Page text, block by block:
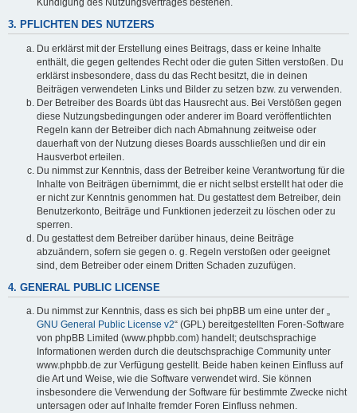
Kündigung des Nutzungsvertrages bestehen.
3. PFLICHTEN DES NUTZERS
Du erklärst mit der Erstellung eines Beitrags, dass er keine Inhalte
enthält, die gegen geltendes Recht oder die guten Sitten verstoßen. Du
erklärst insbesondere, dass du das Recht besitzt, die in deinen
Beiträgen verwendeten Links und Bilder zu setzen bzw. zu verwenden.
Der Betreiber des Boards übt das Hausrecht aus. Bei Verstößen gegen
diese Nutzungsbedingungen oder anderer im Board veröffentlichten
Regeln kann der Betreiber dich nach Abmahnung zeitweise oder
dauerhaft von der Nutzung dieses Boards ausschließen und dir ein
Hausverbot erteilen.
Du nimmst zur Kenntnis, dass der Betreiber keine Verantwortung für die
Inhalte von Beiträgen übernimmt, die er nicht selbst erstellt hat oder die
er nicht zur Kenntnis genommen hat. Du gestattest dem Betreiber, dein
Benutzerkonto, Beiträge und Funktionen jederzeit zu löschen oder zu
sperren.
Du gestattest dem Betreiber darüber hinaus, deine Beiträge
abzuändern, sofern sie gegen o. g. Regeln verstoßen oder geeignet
sind, dem Betreiber oder einem Dritten Schaden zuzufügen.
4. GENERAL PUBLIC LICENSE
Du nimmst zur Kenntnis, dass es sich bei phpBB um eine unter der „
GNU General Public License v2“ (GPL) bereitgestellten Foren-Software
von phpBB Limited (www.phpbb.com) handelt; deutschsprachige
Informationen werden durch die deutschsprachige Community unter
www.phpbb.de zur Verfügung gestellt. Beide haben keinen Einfluss auf
die Art und Weise, wie die Software verwendet wird. Sie können
insbesondere die Verwendung der Software für bestimmte Zwecke nicht
untersagen oder auf Inhalte fremder Foren Einfluss nehmen.